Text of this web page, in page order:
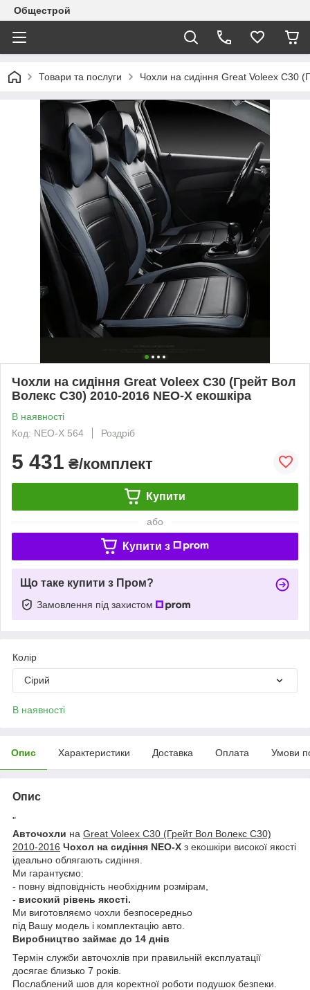
Общестрой
Товари та послуги Чохли на сидіння Great Voleex C30
Чохли на сидіння Great Voleex C30 (Грейт Вол
Волекс С30) 2010-2016 NEO-X екошкіра
В наявності
Код: NEO-X 564
Роздріб
5 431 ₴/комплект
Купити
або
Купити з
Що таке купити з Пром?
Замовлення під захистом
Колір
Сірий
В наявності
Опис Характеристики Доставка Оплата Умови
Опис
"
Авточохли на Great Voleex C30 (Грейт Вол Волекс С30)
2010-2016 Чохол на сидіння NEO-X з екошкіри високої якості
ідеально облягають сидіння.
Ми гарантуємо:
- повну відповідність необхідним розмірам,
- високий рівень якості.
Ми виготовляємо чохли безпосередньо
під Вашу модель і комплектацію авто.
Виробництво займає до 14 днів
Термін служби авточохлів при правильній експлуатації
досягає близько 7 років.
Послаблений шов для коректної роботи подушок безпеки.